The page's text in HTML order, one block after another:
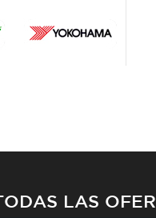
LAS